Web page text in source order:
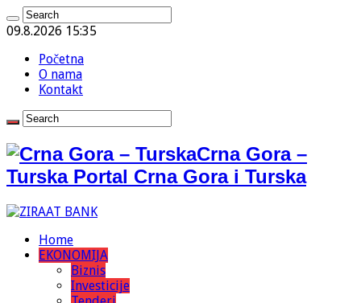
09.8.2026 15:35
Početna
O nama
Kontakt
Crna Gora –
Turska Portal Crna Gora i Turska
Home
EKONOMIJA
Biznis
Investicije